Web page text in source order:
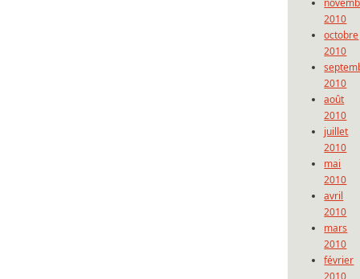
2010
octobre
2010
2010
août
2010
juillet
2010
mai
2010
avril
2010
mars
2010
février